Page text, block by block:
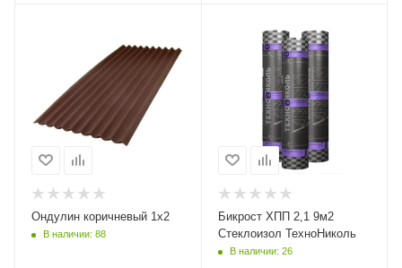
Ондулин коричневый 1х2
В наличии: 88
Бикрост ХПП 2,1 9м2
Стеклоизол ТехноНиколь
В наличии: 26